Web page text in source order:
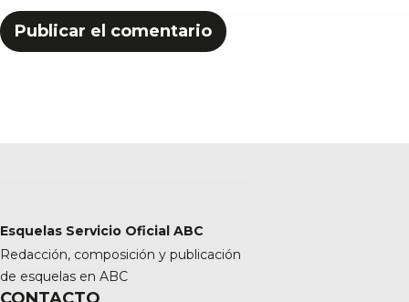
Esquelas Servicio Oficial ABC
Redacción, composición y publicación
de esquelas en ABC
CONTACTO